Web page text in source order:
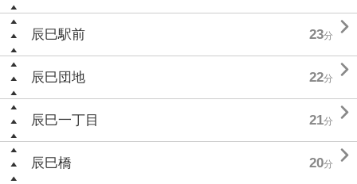
辰巳駅前 23分 
辰巳団地 22分 
辰巳一丁目 21分 
辰巳橋 20分 